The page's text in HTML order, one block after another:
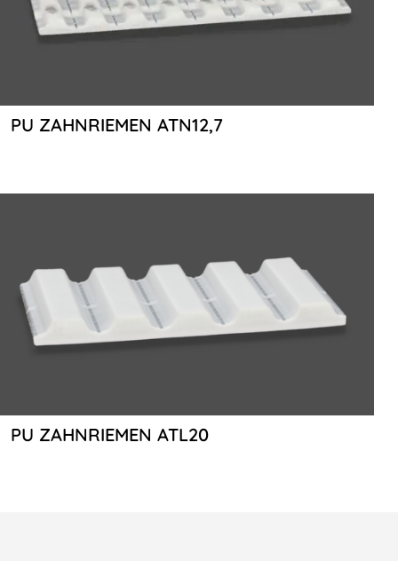
PU ZAHNRIEMEN ATN12,7
PU ZAHNRIEMEN ATL20